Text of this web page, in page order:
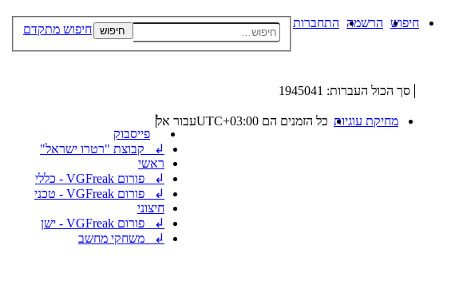
חיפוש חיפוש מתקדם התחברות הרשמה חיפוש
סך הכול העברות: 1945041
עבור אל
פייסבוק
↲ קבוצת "רטרו ישראל"
ראשי
↲ פורום VGFreak - כללי
↲ פורום VGFreak - טכני
חיצוני
↲ פורום VGFreak - ישן
↲ משחקי מחשב
כל הזמנים הם UTC+03:00 מחיקת עוגיות